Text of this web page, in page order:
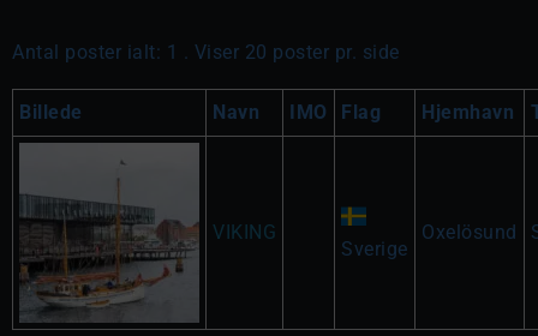
Antal poster ialt: 1 . Viser 20 poster pr. side
Billede Navn IMO Flag Hjemhavn
VIKING
Sverige
Oxelösund